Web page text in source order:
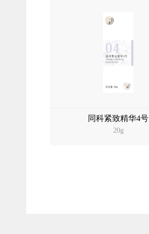
同科紧致精华4号
20g